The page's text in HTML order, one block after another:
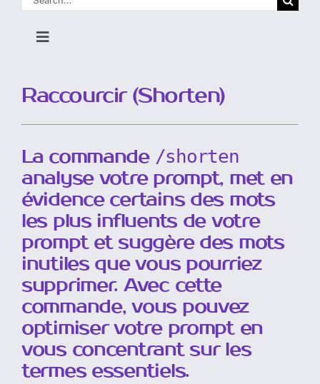
Toggle
Pour commencer
Utiliser Discord
Utiliser le Site Web
Commandes, Paramètres et Outils
Rédiger un Prompt
Travailler avec ses propres images
Raccourcir (Shorten)
La commande /shorten
analyse votre prompt, met en
évidence certains des mots
les plus influents de votre
prompt et suggère des mots
inutiles que vous pourriez
supprimer. Avec cette
commande, vous pouvez
optimiser votre prompt en
vous concentrant sur les
termes essentiels.